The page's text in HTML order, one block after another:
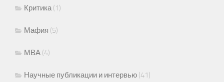
Критика(1)
Мафия (5)
МВА (4)
Научные публикации и интервью (41)